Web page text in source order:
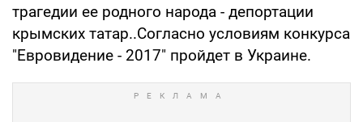
трагедии ее родного народа - депортации
крымских татар..Согласно условиям конкурса
"Евровидение - 2017" пройдет в Украине.